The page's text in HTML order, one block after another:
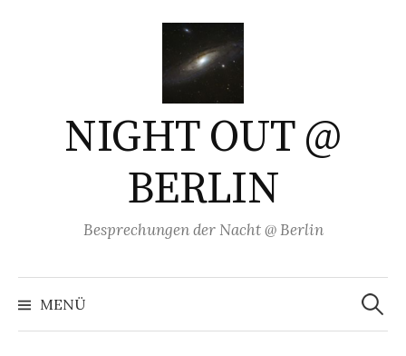
NIGHT OUT @
BERLIN
Besprechungen der Nacht @ Berlin
MENÜ
Suchen
nach: